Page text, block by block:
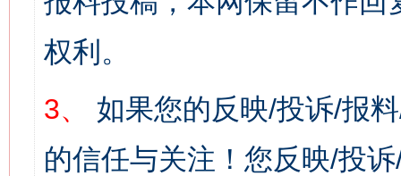
权利。
3、
如果您的反映/投诉/报
的信任与关注！您反映/投